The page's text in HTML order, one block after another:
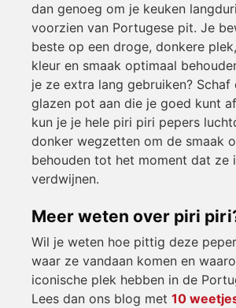
dan genoeg om je keuken
voorzien van Portugese pit. Je
beste op een droge, donkere
kleur en smaak optimaal
je ze extra lang gebruiken? Schaf
glazen pot aan die je goed kunt
kun je je hele piri piri pepers
donker wegzetten om de smaak
behouden tot het moment dat ze
verdwijnen.
Meer weten over piri
Wil je weten hoe pittig deze
waar ze vandaan komen en
iconische plek hebben in de
Lees dan ons blog met 10